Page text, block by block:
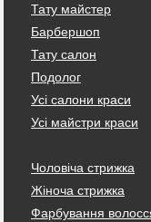
Тату майстер
Барбершоп
Тату салон
Подолог
Усі салони краси
Усі майстри краси
Чоловіча стрижка
Жіноча стрижка
Фарбування